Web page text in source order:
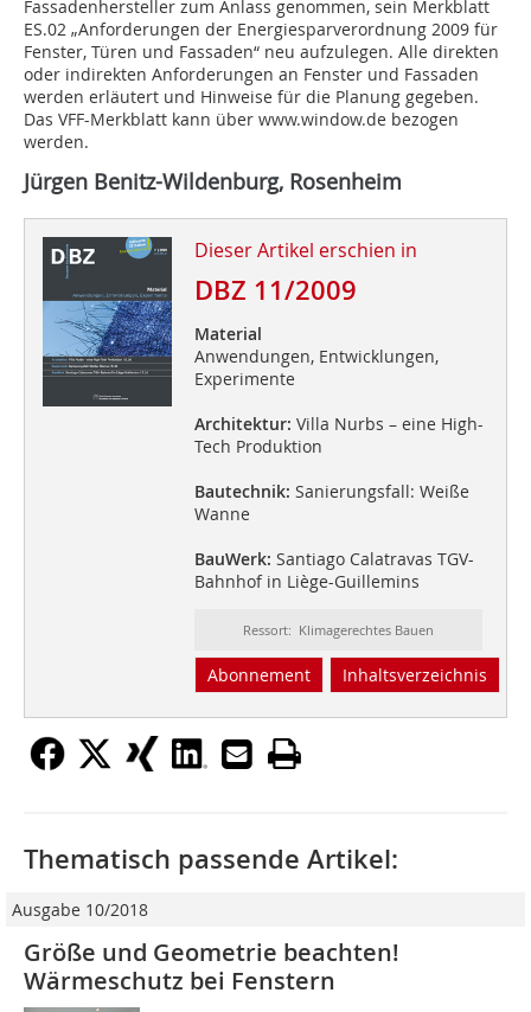
Fassadenhersteller zum Anlass genommen, sein Merkblatt
ES.02 „Anforderungen der Energiesparverordnung 2009 für
Fenster, Türen und Fassaden“ neu aufzulegen. Alle direkten
oder indirekten Anforderungen an Fenster und Fassaden
werden erläutert und Hinweise für die Planung gegeben.
Das VFF-Merkblatt kann über www.window.de bezogen
werden.
Jürgen Benitz-Wildenburg, Rosenheim
Dieser Artikel erschien in
DBZ 11/2009
Material
Anwendungen, Entwicklungen,
Experimente
Architektur: Villa Nurbs – eine High-
Tech Produktion
Bautechnik: Sanierungsfall: Weiße
Wanne
BauWerk: Santiago Calatravas TGV-
Bahnhof in Liège-Guillemins
Ressort: Klimagerechtes Bauen
Abonnement Inhaltsverzeichnis
Thematisch passende Artikel:
Ausgabe 10/2018
Größe und Geometrie beachten!
Wärmeschutz bei Fenstern